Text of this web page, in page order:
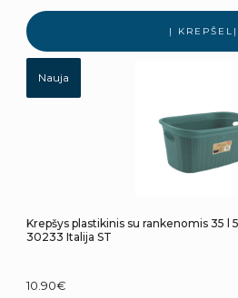
Į KREPŠELĮ
Nauja
Krepšys plastikinis su rankenomis 35 l
30233 Italija ST
10.90€